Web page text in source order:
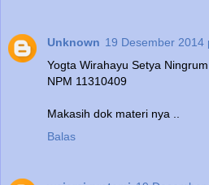
Unknown 19 Desember 2014
Yogta Wirahayu Setya Ningrum
NPM 11310409
Makasih dok materi nya ..
Balas